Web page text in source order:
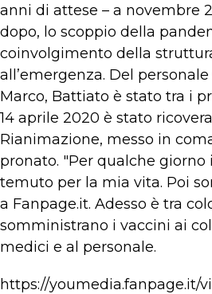
anni di attese – a novembre
dopo, lo scoppio della
coinvolgimento della
all’emergenza. Del
Marco, Battiato è stato tra i
14 aprile 2020 è stato
Rianimazione, messo in
pronato. "Per qualche
temuto per la mia vita. Poi
a Fanpage.it. Adesso è tra
somministrano i vaccini ai
medici e al personale.
https://youmedia.fanpage.it/